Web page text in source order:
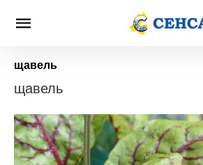
щавель
щавель